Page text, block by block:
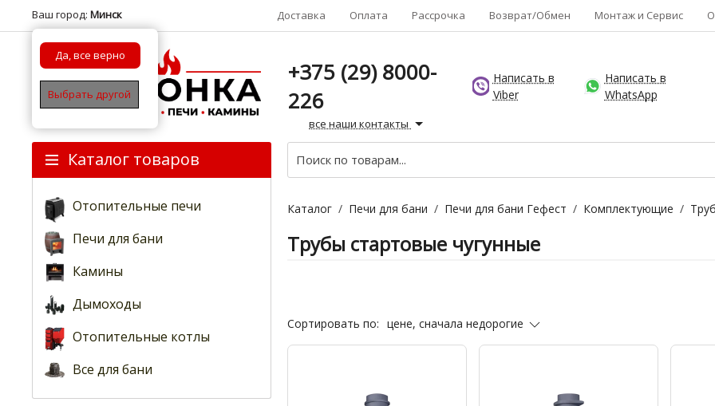
Ваш город: Минск
Да, все верно
Выбрать другой
Доставка Оплата Рассрочка Возврат/Обмен Монтаж и Сервис
+375 (29) 8000-
226
все наши контакты
Написать в
Viber
Написать в
WhatsApp
Каталог товаров
Отопительные печи
Печи для бани
Камины
Дымоходы
Отопительные котлы
Все для бани
Каталог / Печи для бани / Печи для бани Гефест / Комплектующие /
Трубы стартовые чугунные
Сортировать по: цене, сначала недорогие